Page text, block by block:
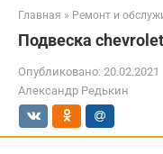
Главная » Ремонт и
Подвеска
Опубликовано: 20.02.2021
Александр Редькин